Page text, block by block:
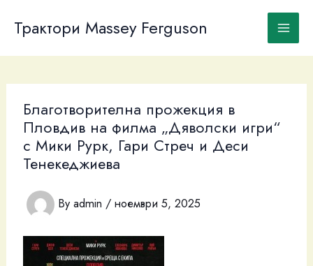
content
Трактори Massey Ferguson
Благотворителна прожекция в
Пловдив на филма „Дяволски игри“
с Мики Рурк, Гари Стреч и Деси
Тенекеджиева
By admin / ноември 5, 2025